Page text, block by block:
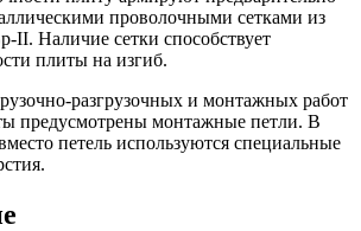
проволочными сетками из
II. Наличие сетки способствует
плиты на изгиб.
разгрузочных и монтажных работ
предусмотрены монтажные петли. В
петель используются специальные